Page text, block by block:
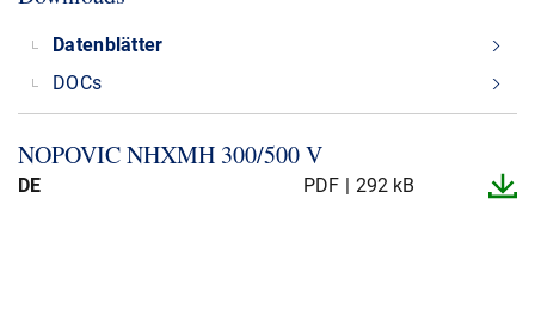
Datenblätter
DOCs
NOPOVIC NHXMH 300/500 V
DE PDF 292 kB